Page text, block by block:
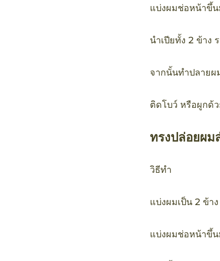
แบ่งผมช่อหน้าขึ้น
นำเปียทั้ง 2 ข้าง
จากนั้นทำปลายผ
ติดโบว์ หรือผูกด้ว
ทรงปล่อยผม
วิธีทำ
แบ่งผมเป็น 2 ข้า
แบ่งผมช่อหน้าขึ้